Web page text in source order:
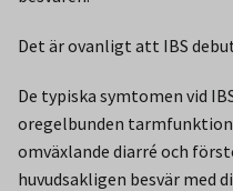
Det är ovanligt att IBS
De typiska symtomen vid
oregelbunden
omväxlande diarré och
huvudsakligen besvär med